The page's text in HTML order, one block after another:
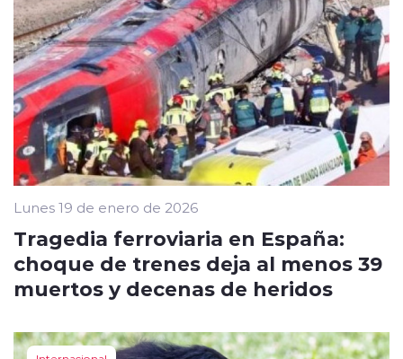
Lunes 19 de enero de 2026
Tragedia ferroviaria en España:
choque de trenes deja al menos 39
muertos y decenas de heridos